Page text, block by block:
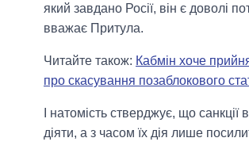
який завдано Росії, він є доволі
вважає Притула.
Читайте також: Кабмін хоче
про скасування позаблокового
І натомість стверджує, що санкції
діяти, а з часом їх дія лише